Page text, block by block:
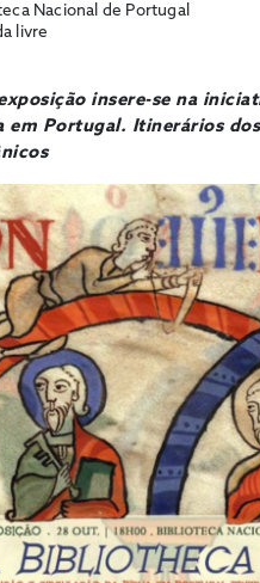
Nacional de Portugal
livre
insere-se na
em Portugal. Itinerários